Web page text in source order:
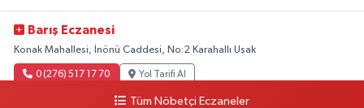
Barış Eczanesi
Konak Mahallesi, İnönü Caddesi, No:2 Karahallı Uşak
0 (276) 517 17 70 Yol Tarifi Al
Tüm Nöbetçi Eczaneler